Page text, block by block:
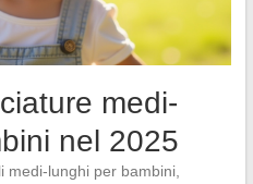
medi-
nel 2025
medi-lunghi per bambini,